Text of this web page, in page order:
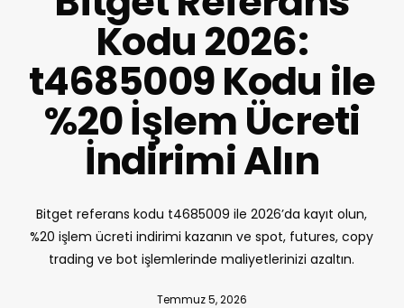
Kodu 2026:
t4685009 Kodu ile
%20 İşlem Ücreti
İndirimi Alın
Bitget referans kodu t4685009 ile 2026’da kayıt olun,
%20 işlem ücreti indirimi kazanın ve spot, futures, copy
trading ve bot işlemlerinde maliyetlerinizi azaltın.
Temmuz 5, 2026